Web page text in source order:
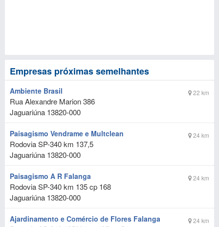
Empresas próximas semelhantes
22 km
Ambiente Brasil
Rua Alexandre Marion 386
Jaguariúna 13820-000
24 km
Paisagismo Vendrame e Multclean
Rodovia SP-340 km 137,5
Jaguariúna 13820-000
24 km
Paisagismo A R Falanga
Rodovia SP-340 km 135 cp 168
Jaguariúna 13820-000
24 km
Ajardinamento e Comércio de Flores Falanga